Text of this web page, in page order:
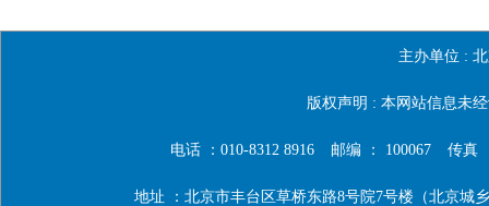
主办单位 :
版权声明 : 本网站信息未
电话 ：010-8312 8916 邮编 ： 100067 传真
地址 ：北京市丰台区草桥东路8号院7号楼（北京城